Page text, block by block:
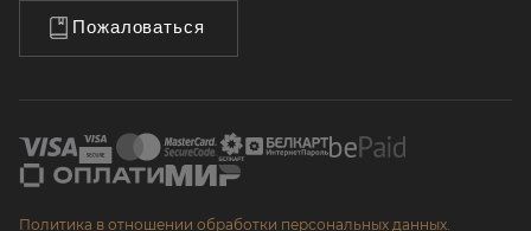
Пожаловаться
Политика в отношении обработки персональных данных.